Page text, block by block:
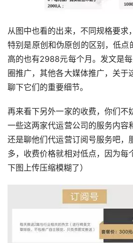
从图中也看的出来，不同规格要求
特别是原创和伪原创的区别，低
高的也有2988元每个月。发文是
圈推广，其他各大媒体推广，关于
聊下它们的重要细节。
再来看下另外一家的收费，你们不
一些这两家代运营公司的服务内容
还是聊他们代运营订阅号服务吧，
多，收费价格就相对低点，因为每
下图上传压缩模糊了）